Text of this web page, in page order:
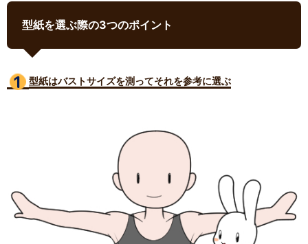
型紙を選ぶ際の3つのポイント
型紙はバストサイズを測ってそれを参考に選ぶ